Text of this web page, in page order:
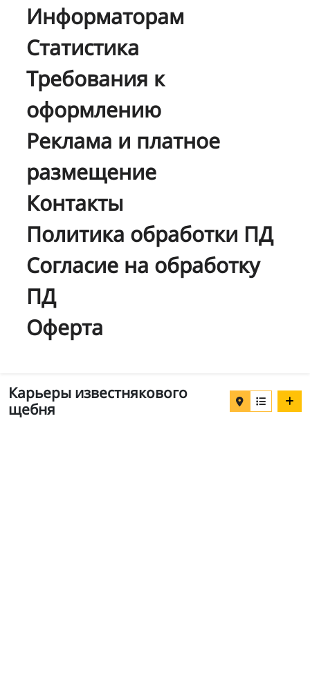
Информаторам
Статистика
Требования к
оформлению
Реклама и платное
размещение
Контакты
Политика обработки ПД
Согласие на обработку
ПД
Оферта
Карьеры известнякового
щебня